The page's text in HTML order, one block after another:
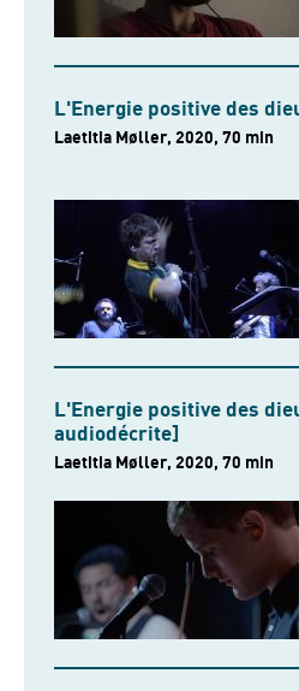
L'Energie positive des
Laetitia Møller, 2020, 70 min
L'Energie positive des
audiodécrite]
Laetitia Møller, 2020, 70 min